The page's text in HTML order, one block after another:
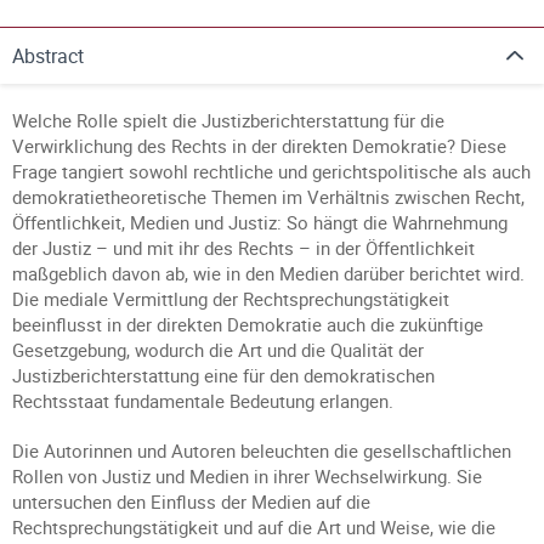
Abstract
Welche Rolle spielt die Justizberichterstattung für die
Verwirklichung des Rechts in der direkten Demokratie? Diese
Frage tangiert sowohl rechtliche und gerichtspolitische als auch
demokratietheoretische Themen im Verhältnis zwischen Recht,
Öffentlichkeit, Medien und Justiz: So hängt die Wahrnehmung
der Justiz – und mit ihr des Rechts – in der Öffentlichkeit
maßgeblich davon ab, wie in den Medien darüber berichtet wird.
Die mediale Vermittlung der Rechtsprechungstätigkeit
beeinflusst in der direkten Demokratie auch die zukünftige
Gesetzgebung, wodurch die Art und die Qualität der
Justizberichterstattung eine für den demokratischen
Rechtsstaat fundamentale Bedeutung erlangen.
Die Autorinnen und Autoren beleuchten die gesellschaftlichen
Rollen von Justiz und Medien in ihrer Wechselwirkung. Sie
untersuchen den Einfluss der Medien auf die
Rechtsprechungstätigkeit und auf die Art und Weise, wie die